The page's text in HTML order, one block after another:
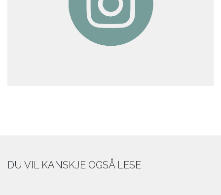
DU VIL KANSKJE OGSÅ LESE